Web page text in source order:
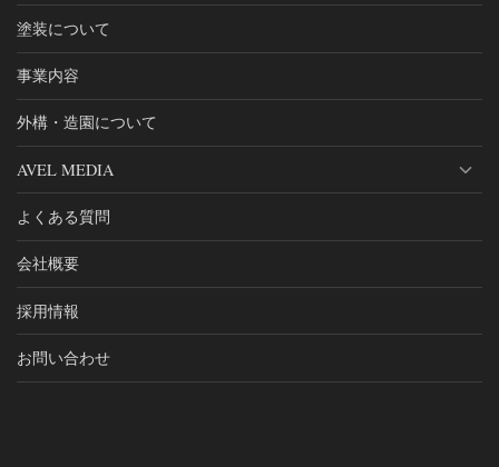
塗装について
事業内容
外構・造園について
AVEL MEDIA
よくある質問
会社概要
採用情報
お問い合わせ